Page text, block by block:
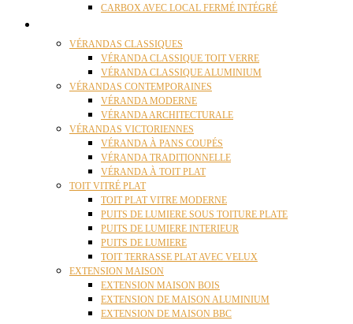
CARBOX AVEC LOCAL FERMÉ INTÉGRÉ
VÉRANDAS CLASSIQUES
VÉRANDA CLASSIQUE TOIT VERRE
VÉRANDA CLASSIQUE ALUMINIUM
VÉRANDAS CONTEMPORAINES
VÉRANDA MODERNE
VÉRANDA ARCHITECTURALE
VÉRANDAS VICTORIENNES
VÉRANDA À PANS COUPÉS
VÉRANDA TRADITIONNELLE
VÉRANDA À TOIT PLAT
TOIT VITRÉ PLAT
TOIT PLAT VITRE MODERNE
PUITS DE LUMIERE SOUS TOITURE PLATE
PUITS DE LUMIERE INTERIEUR
PUITS DE LUMIERE
TOIT TERRASSE PLAT AVEC VELUX
EXTENSION MAISON
EXTENSION MAISON BOIS
EXTENSION DE MAISON ALUMINIUM
EXTENSION DE MAISON BBC